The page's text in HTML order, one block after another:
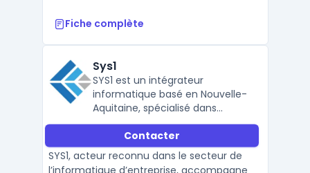
Fiche complète
Sys1
SYS1 est un intégrateur
informatique basé en Nouvelle-
Aquitaine, spécialisé dans
l’infogérance, la cybersécurité,
la maintenance IT et le support
des PME/TPE avec une forte
présence à Bordeaux.
Contacter
SYS1, acteur reconnu dans le secteur de
l’informatique d’entreprise, accompagne